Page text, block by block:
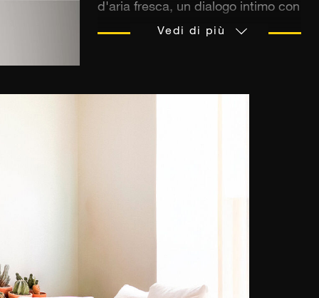
d'aria fresca, un dialogo intimo con
la natura. Il vento, le onde, la luce
Vedi di più